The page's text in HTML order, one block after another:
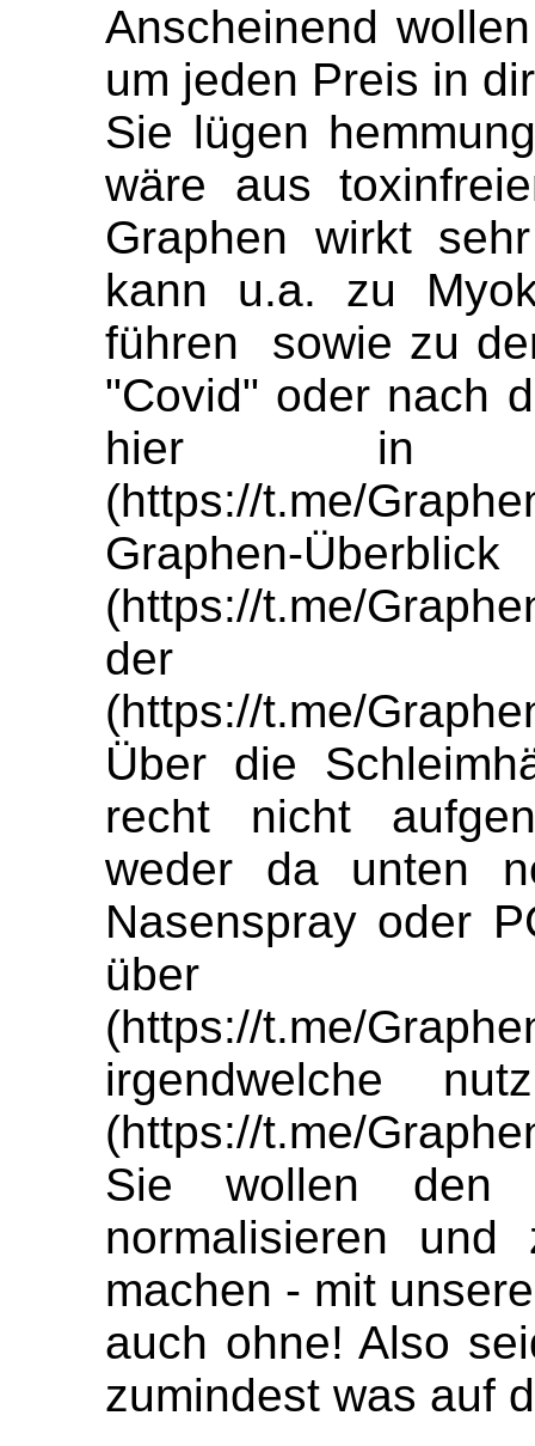
Anscheinend
um jeden Preis in
Sie lügen
wäre aus
Graphen wirkt
kann u.a. zu
führen sowie zu
"Covid" oder nach
hier in
(https://t.me/
Graphen-Überblick
(https://t.me/
der
(https://t.me/
Über die
recht nicht
weder da unten
Nasenspray oder
über
(https://t.me/
irgendwelche
(https://t.me/
Sie wollen den
normalisieren und
machen - mit
auch ohne! Also
zumindest was auf